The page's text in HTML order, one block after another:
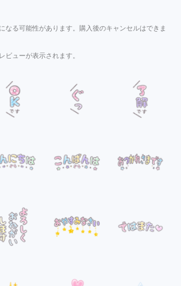
なる可能性があります。購入後のキャンセルはできま
ビューが表示されます。